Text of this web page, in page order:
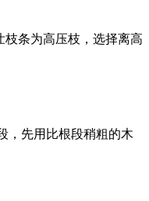
条为高压枝，选择离高
，先用比根段稍粗的木